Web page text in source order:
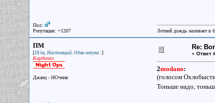
Пол:
Репутация: +1207
Летний дождь наливает
ПМ
[JA'ец. Настоящий. Одна штука :]
Кардинал
Джаец - НОчник
Re:
« Ответ
2modano:
(голосом
Тоньше надо,